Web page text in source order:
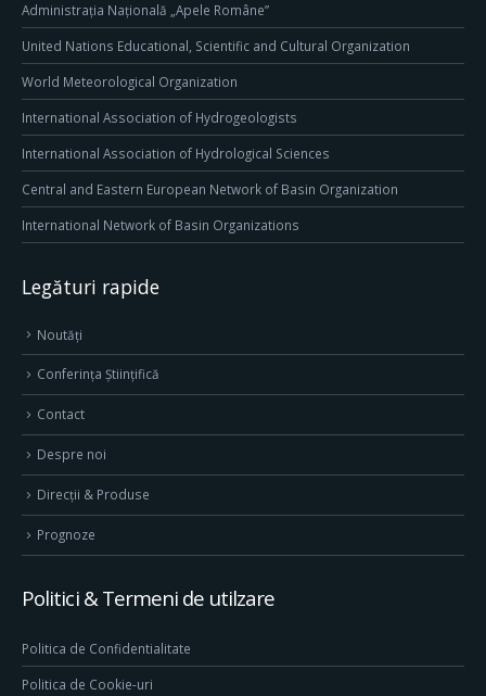
Administrația Națională „Apele Române”
United Nations Educational, Scientific and Cultural Organization
World Meteorological Organization
International Association of Hydrogeologists
International Association of Hydrological Sciences
Central and Eastern European Network of Basin Organization
International Network of Basin Organizations
Legături rapide
Noutăți
Conferința Științifică
Contact
Despre noi
Direcţii & Produse
Prognoze
Politici & Termeni de utilzare
Politica de Confidentialitate
Politica de Cookie-uri